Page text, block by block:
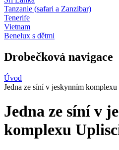
Tanzanie (safari a Zanzibar)
Tenerife
Vietnam
Benelux s dětmi
Drobečková navigace
Úvod
Jedna ze síní v jeskynním
Jedna ze síní v
komplexu